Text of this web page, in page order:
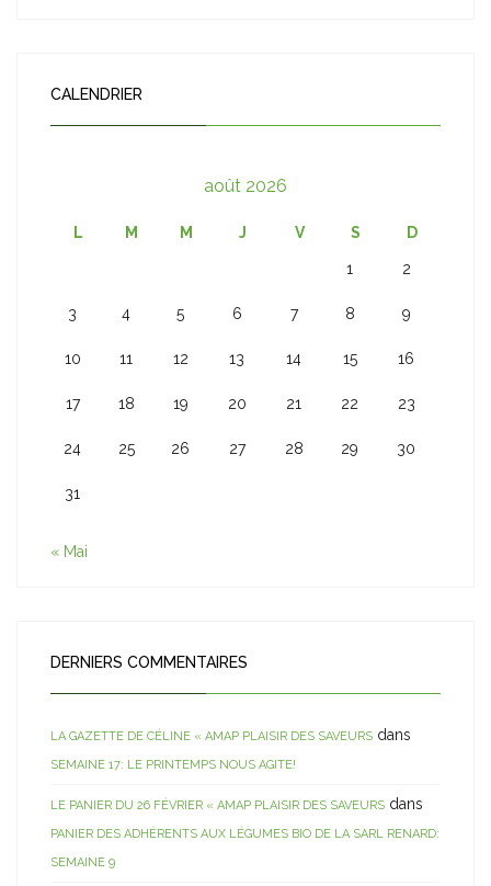
CALENDRIER
août 2026
L M M J V S D
1 2
3 4 5 6 7 8 9
10 11 12 13 14 15 16
17 18 19 20 21 22 23
24 25 26 27 28 29 30
31
« Mai
DERNIERS COMMENTAIRES
LA GAZETTE DE CÉLINE « AMAP PLAISIR DES SAVEURS dans
SEMAINE 17: LE PRINTEMPS NOUS AGITE!
LE PANIER DU 26 FÉVRIER « AMAP PLAISIR DES SAVEURS dans
PANIER DES ADHÉRENTS AUX LÉGUMES BIO DE LA SARL RENARD:
SEMAINE 9